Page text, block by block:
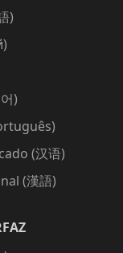
)
)
(汉语)
(漢語)